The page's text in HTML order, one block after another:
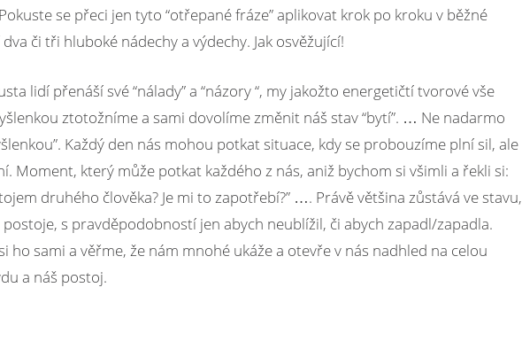
se přeci jen tyto “otřepané fráze” aplikovat krok po kroku v běžné
či tři hluboké nádechy a výdechy. Jak osvěžující!
lidí přenáší své “nálady” a “názory “, my jakožto energetičtí tvorové vše
ztotožníme a sami dovolíme změnit náš stav “bytí”. … Ne nadarmo
Každý den nás mohou potkat situace, kdy se probouzíme plní sil, ale
Moment, který může potkat každého z nás, aniž bychom si všimli a řekli si:
druhého člověka? Je mi to zapotřebí?” …. Právě většina zůstává ve stavu,
s pravděpodobností jen abych neublížil, či abych zapadl/zapadla.
ho sami a věřme, že nám mnohé ukáže a otevře v nás nadhled na celou
a náš postoj.